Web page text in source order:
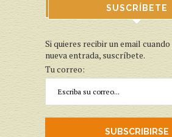
SUSCRÍBETE
Si quieres recibir un email
nueva entrada, suscríbete.
Tu correo: